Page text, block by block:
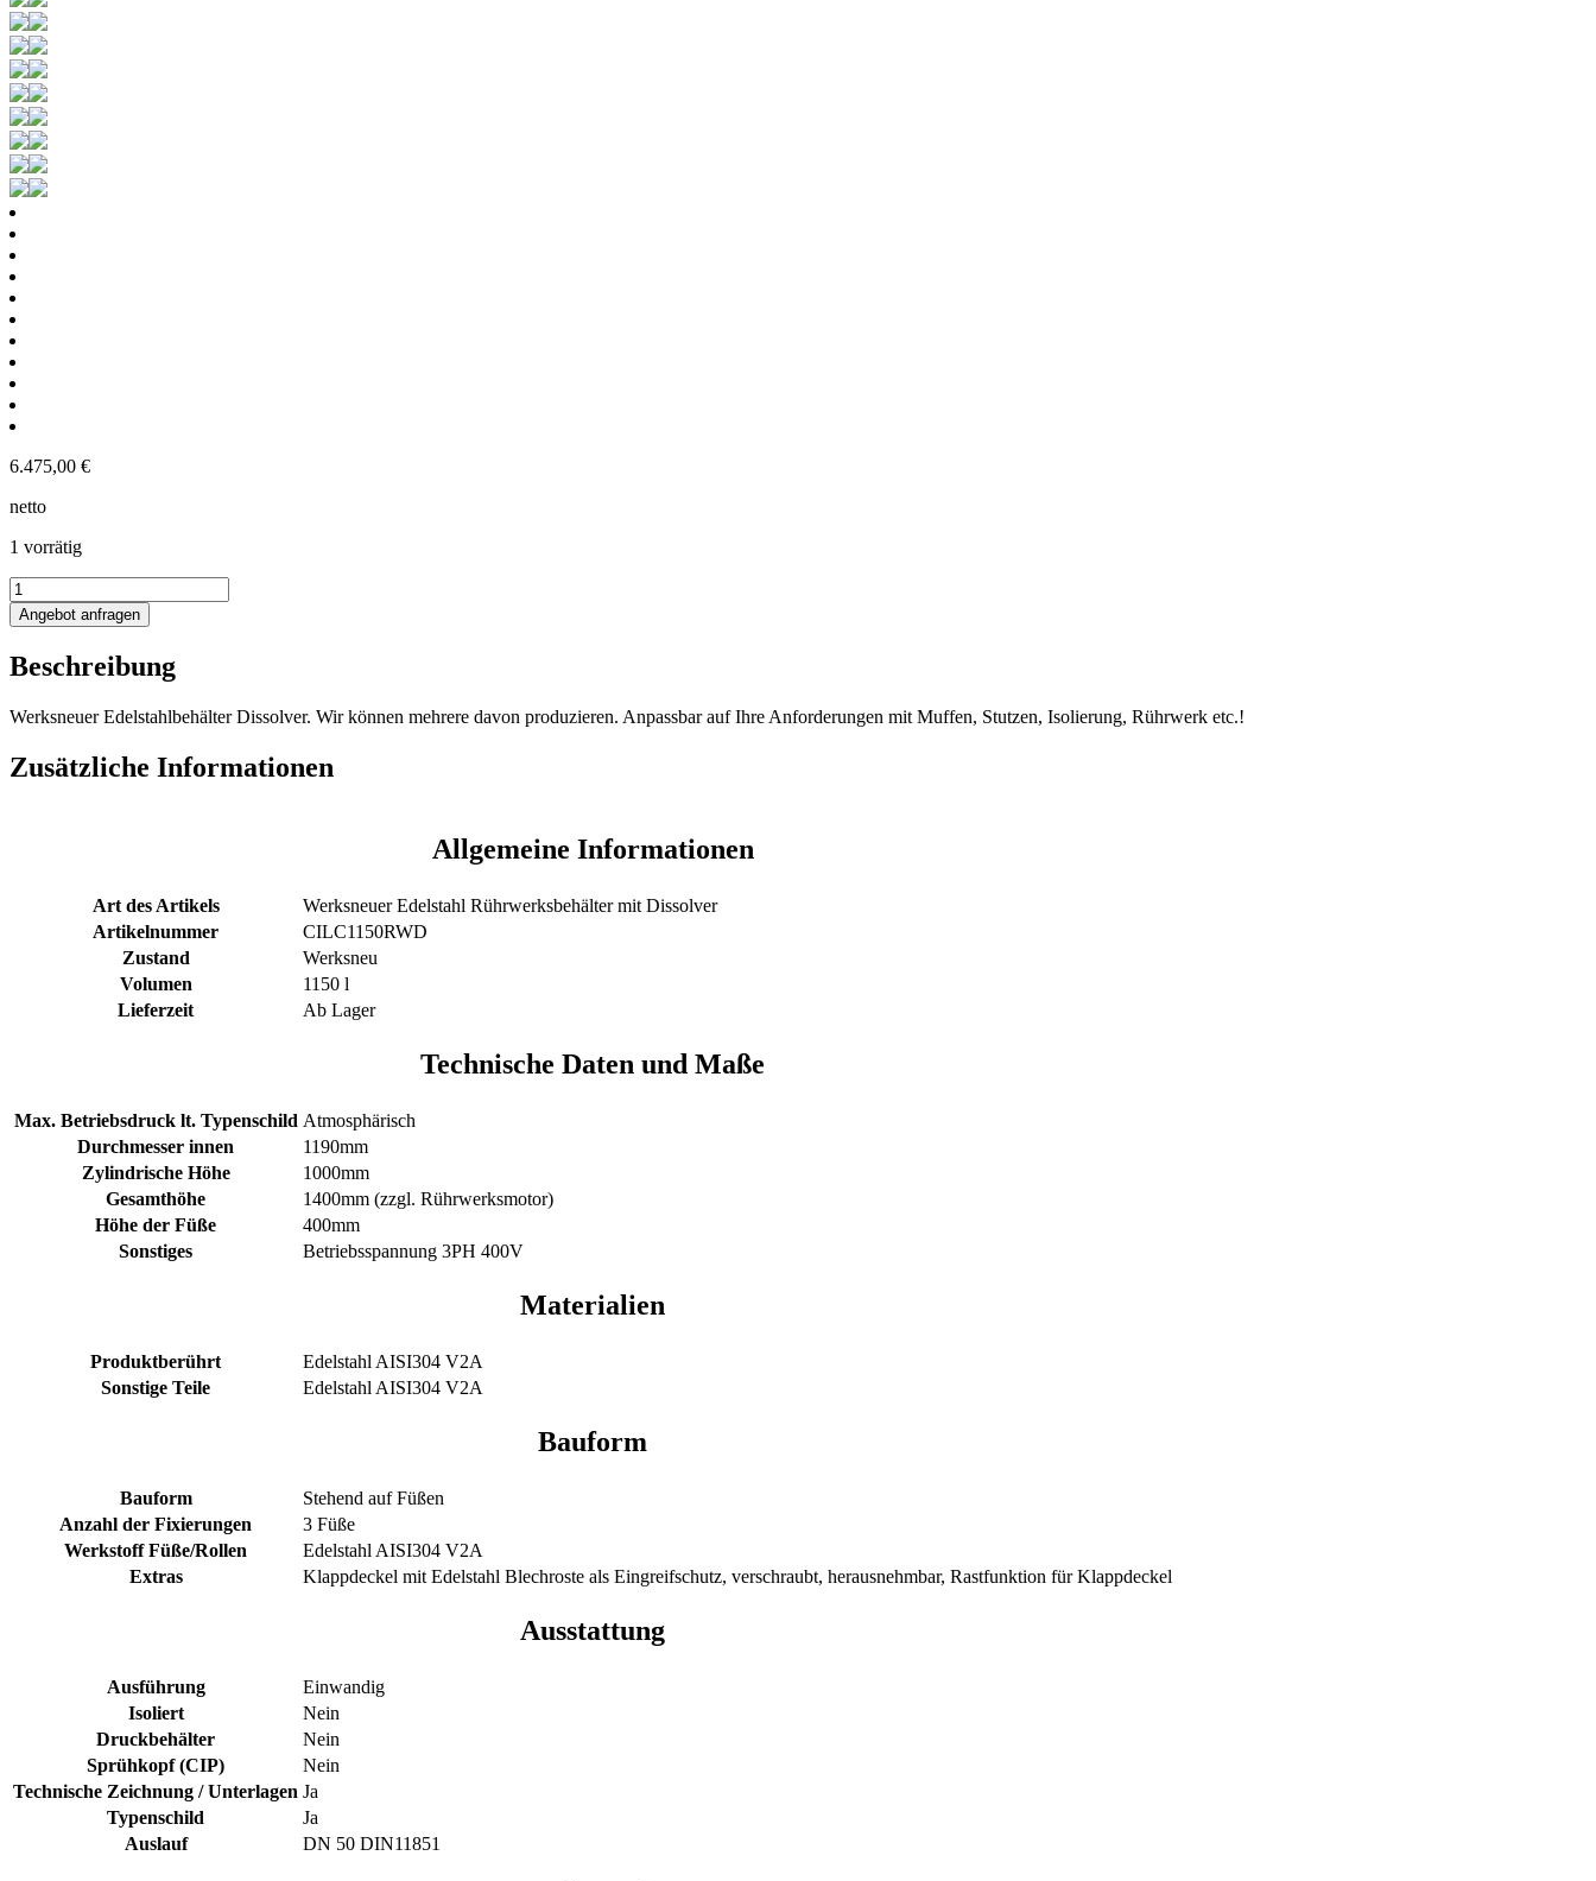
6.475,00 €
netto
1 vorrätig
1150L
Edelstahlbehälter
mit
Menge
Angebot anfragen
Beschreibung
Werksneuer Edelstahlbehälter Dissolver. Wir können mehrere davon produzieren. Anpassbar auf Ihre Anforderungen mit Muffen, Stutzen, Isolierung, Rührwerk etc.!
Zusätzliche Informationen
Allgemeine Informationen
Art des Artikels
Werksneuer Edelstahl Rührwerksbehälter mit Dissolver
Artikelnummer
CILC1150RWD
Zustand
Werksneu
Volumen
1150 l
Lieferzeit
Ab Lager
Technische Daten und Maße
Max. Betriebsdruck lt. Typenschild Atmosphärisch
Durchmesser innen
1190mm
Zylindrische Höhe
1000mm
Gesamthöhe
1400mm (zzgl. Rührwerksmotor)
Höhe der Füße
400mm
Sonstiges
Betriebsspannung 3PH 400V
Materialien
Produktberührt
Edelstahl AISI304 V2A
Sonstige Teile
Edelstahl AISI304 V2A
Bauform
Bauform
Stehend auf Füßen
Anzahl der Fixierungen
3 Füße
Werkstoff Füße/Rollen
Edelstahl AISI304 V2A
Extras
Klappdeckel mit Edelstahl Blechroste als Eingreifschutz, verschraubt, herausnehmbar, Rastfunktion für Klappdeckel
Ausstattung
Ausführung
Einwandig
Isoliert
Nein
Druckbehälter
Nein
Sprühkopf (CIP)
Nein
Technische Zeichnung / Unterlagen Ja
Typenschild
Ja
Auslauf
DN 50 DIN11851